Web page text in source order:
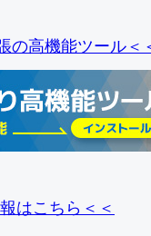
の高機能ツール＜
はこちら＜＜